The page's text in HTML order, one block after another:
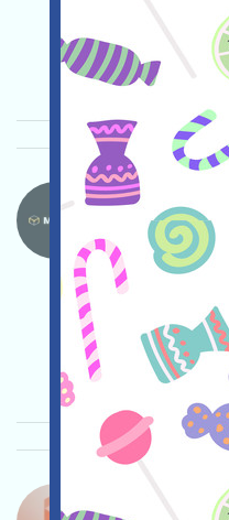
关联:
录时间: 2026/
重要程度:
MovitOn-
MovitOn是一
动页面，自行儘
更多積分，邀请
关联:需申请
收录时间: 2026/
重要程度:
Tok-Edge-